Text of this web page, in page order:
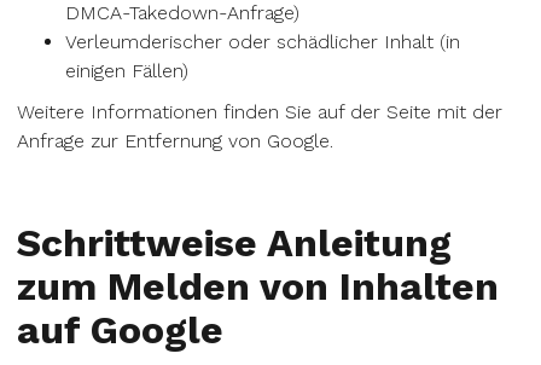
DMCA-Takedown-Anfrage)
Verleumderischer oder schädlicher Inhalt (in
einigen Fällen)
Weitere Informationen finden Sie auf der Seite mit der
Anfrage zur Entfernung von Google.
Schrittweise Anleitung
zum Melden von Inhalten
auf Google